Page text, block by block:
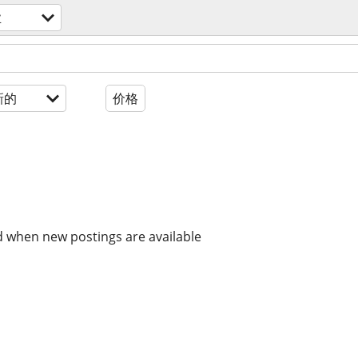
的 价格
new postings are available